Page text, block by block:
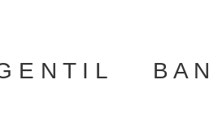
E N T I L B A